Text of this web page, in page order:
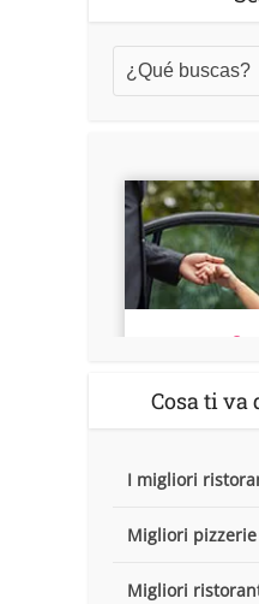
Cosa ti va
I migliori
Migliori pizzerie
Migliori